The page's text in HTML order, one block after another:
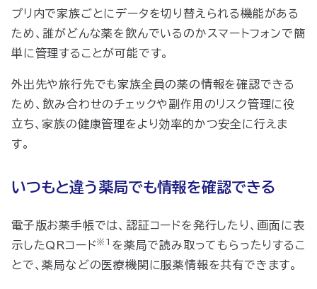
プリ内で家族ごとにデータを切り替えられる機能がある
ため、誰がどんな薬を飲んでいるのかスマートフォンで簡
単に管理することが可能です。
外出先や旅行先でも家族全員の薬の情報を確認できる
ため、飲み合わせのチェックや副作用のリスク管理に役
立ち、家族の健康管理をより効率的かつ安全に行えま
す。
いつもと違う薬局でも情報を確認できる
電子版お薬手帳では、認証コードを発行したり、画面に表
示したQRコード※1 を薬局で読み取ってもらったりするこ
とで、薬局などの医療機関に服薬情報を共有できます。